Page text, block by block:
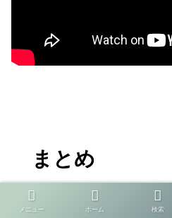
まとめ
メニュー ホーム 検索